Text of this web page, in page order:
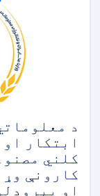
د
ابتکار
کلني
کارونې
او